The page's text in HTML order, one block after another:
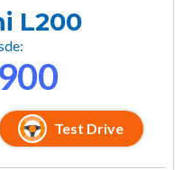
L200
Test Drive